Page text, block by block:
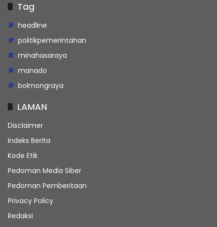
Tag
headline
politikpemerintahan
minahasaraya
manado
bolmongraya
LAMAN
Disclaimer
Indeks Berita
Kode Etik
Pedoman Media Siber
Pedoman Pemberitaan
Privacy Policy
Redaksi